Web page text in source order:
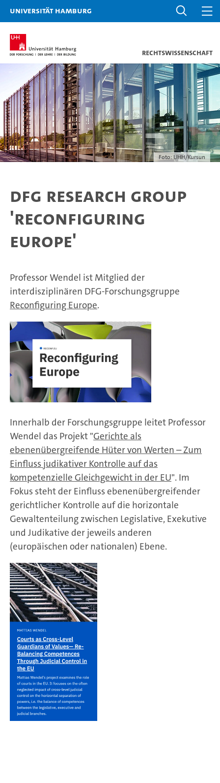
Universität Hamburg
Rechtswissenschaft
Foto: UHH/Kursun
DFG Research Group
'Reconfiguring
Europe'
Professor Wendel ist Mitglied der
interdisziplinären DFG-Forschungsgruppe
Reconfiguring Europe.
Innerhalb der Forschungsgruppe leitet Professor
Wendel das Projekt "Gerichte als
ebenenübergreifende Hüter von Werten – Zum
Einfluss judikativer Kontrolle auf das
kompetenzielle Gleichgewicht in der EU". Im
Fokus steht der Einfluss ebenenübergreifender
gerichtlicher Kontrolle auf die horizontale
Gewaltenteilung zwischen Legislative, Exekutive
und Judikative der jeweils anderen
(europäischen oder nationalen) Ebene.